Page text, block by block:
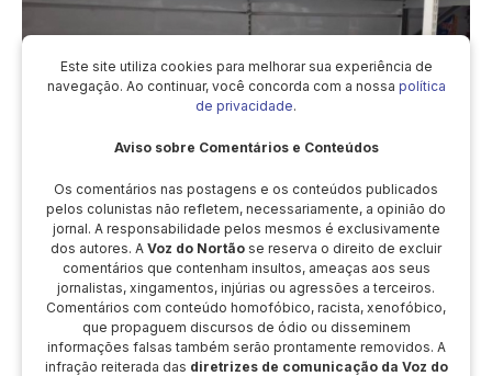
Produtos são recolhidos dos mercados em Sinop
após determinação da Anvisa
Este site utiliza cookies para melhorar sua experiência de
navegação. Ao continuar, você concorda com a nossa política
de privacidade.
Aviso sobre Comentários e Conteúdos
Os comentários nas postagens e os conteúdos publicados
pelos colunistas não refletem, necessariamente, a opinião do
jornal. A responsabilidade pelos mesmos é exclusivamente
dos autores. A Voz do Nortão se reserva o direito de excluir
comentários que contenham insultos, ameaças aos seus
jornalistas, xingamentos, injúrias ou agressões a terceiros.
Comentários com conteúdo homofóbico, racista, xenofóbico,
que propaguem discursos de ódio ou disseminem
informações falsas também serão prontamente removidos. A
infração reiterada das diretrizes de comunicação da Voz do